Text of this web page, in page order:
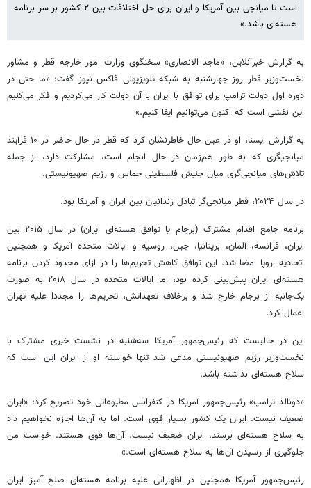
است تا میانجی بین آمریکا و ایران برای حل اختلافات بین ۲ کشور بر سر برنامه
هسته‌ای باشد.»
به گزارش خبرآنلاین، «ماجد الانصاری» سخنگوی وزارت امور خارجه قطر و مشاور
نخست‌وزیر قطر روز چهارشنبه به شبکه تلویزیونی فاکس نیوز گفت: «ما حتی در
دوره اول دولت ترامپ برای توافق با ایران با آن دولت کار می‌کردیم و فکر می‌کنیم
این نقشی است که اکنون می‌توانیم ایفا کنیم.»
به گزارش ایسنا، او در عین حال خاطرنشان کرد که قطر در حال حاضر در ۱۰ فرآیند
میانجیگری که به طور هم‌زمان در حال انجام است، مشارکت دارد، از جمله
تلاش‌های میانجی‌گری میان جنبش فلسطینی حماس و رژیم صهیونیستی.
در سال ۲۰۲۴، قطر میانجی‌گر تبادل زندانیان بین ایران و آمریکا بود.
برنامه جامع اقدام مشترک (برجام یا توافق هسته‌ای ایران) در سال ۲۰۱۵ بین
ایران، فرانسه، آلمان، بریتانیا، چین، روسیه و ایالات متحده آمریکا و همچنین
اتحادیه اروپا امضا شد. این توافق کاهش تحریم‌ها را در ازای محدود کردن برنامه
هسته‌ای ایران پیش‌بینی کرده بود، اما ایالات متحده در سال ۲۰۱۸ به صورت
یک‌جانبه از برجام خارج شد و برخلاف تعهداتش، تحریم‌ها را مجددا علیه تهران
اعمال کرد.
این در حالیست که رئیس‌جمهور آمریکا سه‌شنبه در نشست خبری مشترک با
نخست‌وزیر رژیم صهیونیستی مدعی شد تنها خواسته او از ایران این است که
سلاح هسته‌ای نداشته باشد.
«دونالد ترامپ» رئیس‌جمهور آمریکا در کنفرانس مطبوعاتی خود تصریح کرد: «ایران
ضعیف نیست. ایران یک کشور بسیار قوی است. اما به آن‌ها اجازه نخواهیم داد
به سلاح هسته‌ای برسند. ایران ضعیف نیست. آن‌ها قوی هستند. خواست من
جلوگیری از رسیدن آن‌ها به سلاح هسته‌ای است.»
رئیس‌جمهور آمریکا همچنین در اظهاراتی علیه برنامه هسته‌ای صلح آمیز ایران